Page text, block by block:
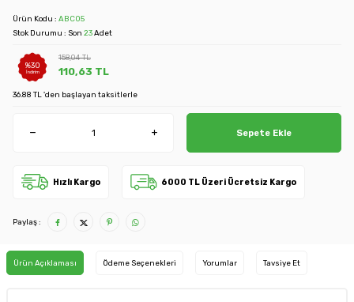
Ürün Kodu : ABC05
Stok Durumu : Son 23Adet
%30
İndirim
158,04TL
110,63 TL
36.88 TL 'den başlayan taksitlerle
Sepete Ekle
Hızlı Kargo 6000 TL Üzeri Ücretsiz Kargo
Paylaş :
Ürün Açıklaması Ödeme Seçenekleri Yorumlar Tavsiye Et